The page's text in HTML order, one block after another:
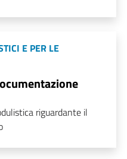
E PER LE
riguardante il